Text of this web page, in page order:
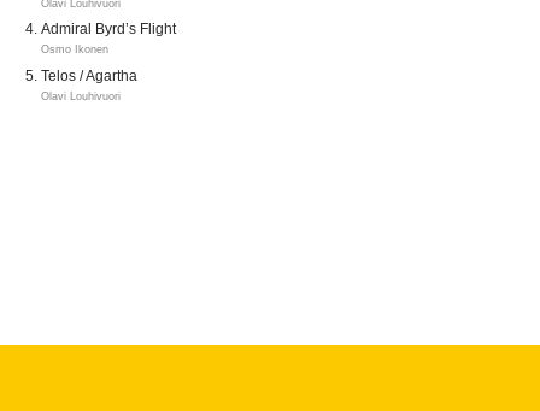
Olavi Louhivuori
Admiral Byrd’s Flight
Osmo Ikonen
Telos / Agartha
Olavi Louhivuori